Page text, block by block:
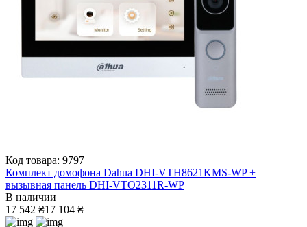
Код товара: 9797
Комплект домофона Dahua DHI-VTH8621KMS-WP +
вызывная панель DHI-VTO2311R-WP
В наличии
17 542 ₴17 104 ₴